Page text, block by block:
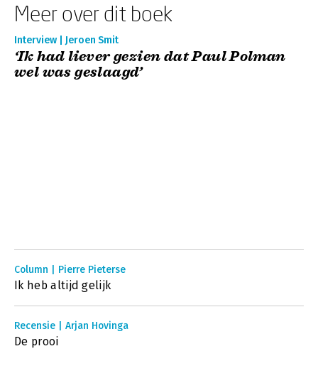
Meer over dit boek
Interview | Jeroen Smit
‘Ik had liever gezien dat Paul Polman
wel was geslaagd’
Column | Pierre Pieterse
Ik heb altijd gelijk
Recensie | Arjan Hovinga
De prooi